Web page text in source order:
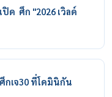
ด ศึก "2026 เวิลด์
กเจ30 ที่โดมินิกัน